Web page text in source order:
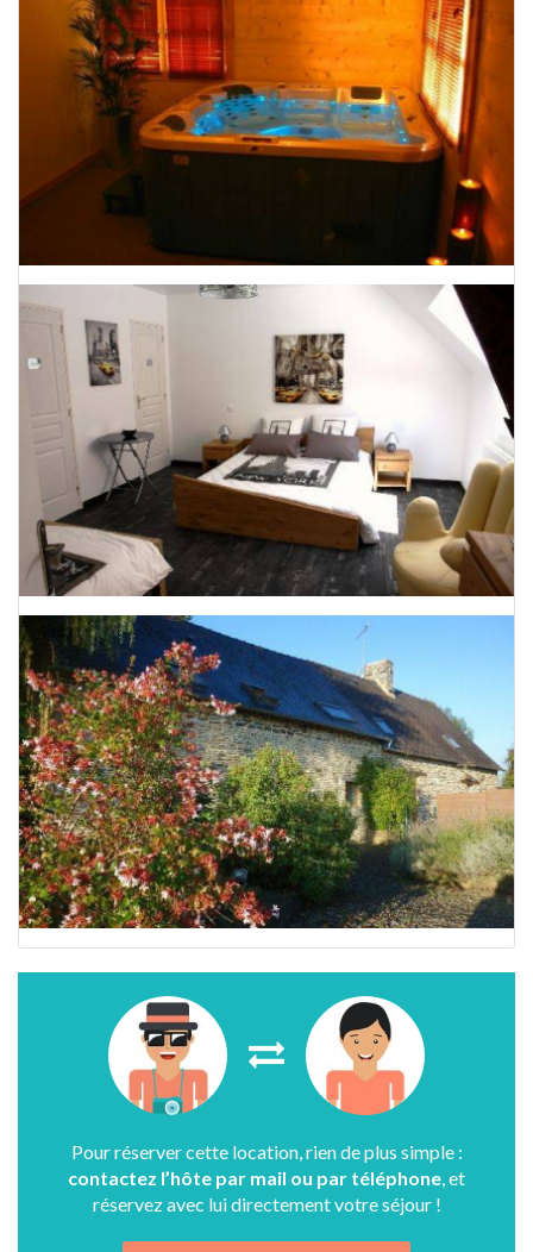
Pour réserver cette location, rien de plus simple :
contactez l’hôte par mail ou par téléphone , et
réservez avec lui directement votre séjour !